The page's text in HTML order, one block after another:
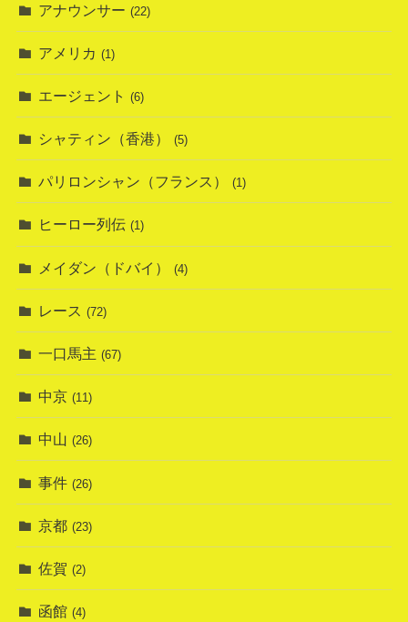
アナウンサー (22)
アメリカ (1)
エージェント (6)
シャティン（香港） (5)
パリロンシャン（フランス） (1)
ヒーロー列伝 (1)
メイダン（ドバイ） (4)
レース (72)
一口馬主 (67)
中京 (11)
中山 (26)
事件 (26)
京都 (23)
佐賀 (2)
函館 (4)